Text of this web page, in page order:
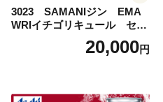
3023 SAMANIジン EMA
WRIイチゴリキュール セッ
ト（箱入り）【大人の味 酒
お酒 洋酒 スピリッツ クラフ
セット 詰め合わせ カクテル
20,000円